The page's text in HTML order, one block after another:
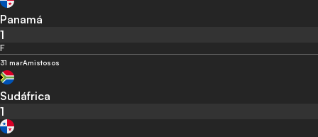
Panamá
1
F
31 marAmistosos
Sudáfrica
1